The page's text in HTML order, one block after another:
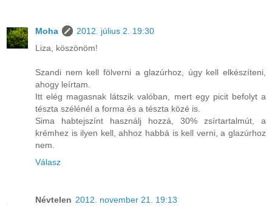
Moha
2012. július 2. 19:30
Liza, köszönöm!
Szandi nem kell fölverni a glazúrhoz, úgy kell elkészíteni,
ahogy leírtam.
Itt elég magasnak látszik valóban, mert egy picit befolyt a
tészta szélénél a forma és a tészta közé is.
Sima habtejszínt használj hozzá, 30% zsírtartalmút, a
krémhez is ilyen kell, ahhoz habbá is kell verni, a glazúrhoz
nem.
Válasz
Névtelen 2012. november 21. 19:13